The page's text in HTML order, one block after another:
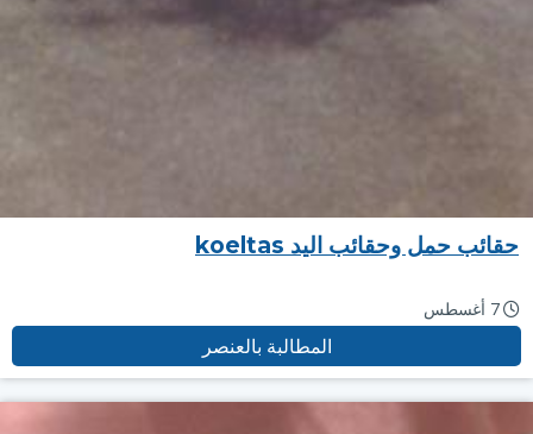
حقائب حمل وحقائب اليد koeltas
7 أغسطس
المطالبة بالعنصر